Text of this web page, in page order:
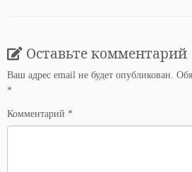
Оставьте комментарий
Ваш адрес email не будет опубликован.
*
Комментарий *